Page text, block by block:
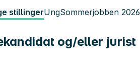
stillingerUngSommerjobben 2026
og/eller jurist